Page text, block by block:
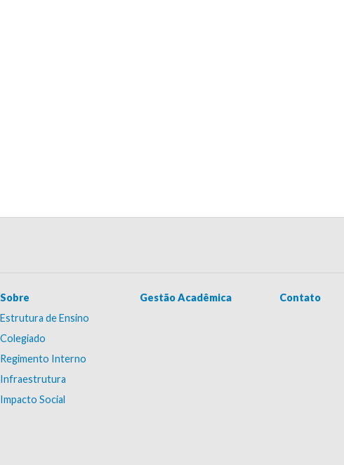
Sobre
Estrutura de Ensino
Colegiado
Regimento Interno
Infraestrutura
Impacto Social
Gestão Acadêmica Contato